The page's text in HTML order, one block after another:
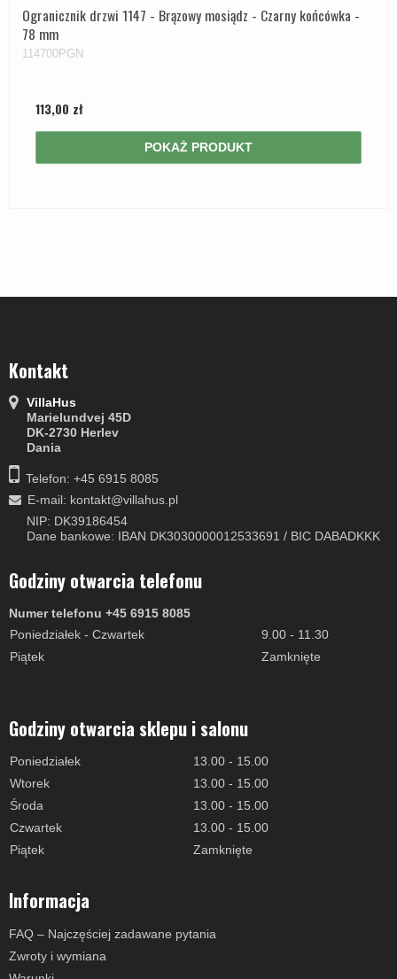
Ogranicznik drzwi 1147 - Brązowy mosiądz - Czarny końcówka -
78 mm
114700PGN
113,00 zł
POKAŻ PRODUKT
Kontakt
VillaHus
Marielundvej 45D
DK-2730 Herlev
Dania
Telefon: +45 6915 8085
E-mail: kontakt@villahus.pl
NIP: DK39186454
Dane bankowe: IBAN DK3030000012533691 / BIC DABADKKK
Godziny otwarcia telefonu
Numer telefonu +45 6915 8085
Poniedziałek - Czwartek
9.00 - 11.30
Piątek
Zamknięte
Godziny otwarcia sklepu i salonu
Poniedziałek
13.00 - 15.00
Wtorek
13.00 - 15.00
Środa
13.00 - 15.00
Czwartek
13.00 - 15.00
Piątek
Zamknięte
Informacja
FAQ – Najczęściej zadawane pytania
Zwroty i wymiana